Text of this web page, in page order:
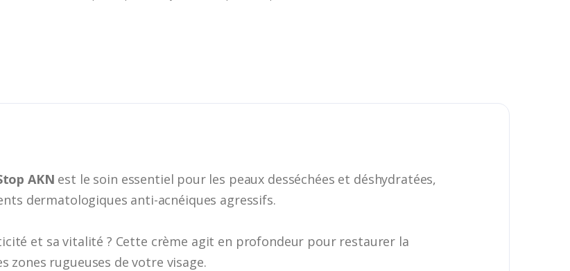
AKN est le soin essentiel pour les peaux desséchées et déshydratées,
dermatologiques anti-acnéiques agressifs.
et sa vitalité ? Cette crème agit en profondeur pour restaurer la
rugueuses de votre visage.